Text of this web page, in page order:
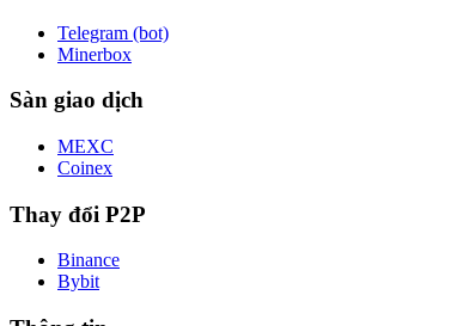
Telegram (bot)
Minerbox
Sàn giao dịch
MEXC
Coinex
Thay đổi P2P
Binance
Bybit